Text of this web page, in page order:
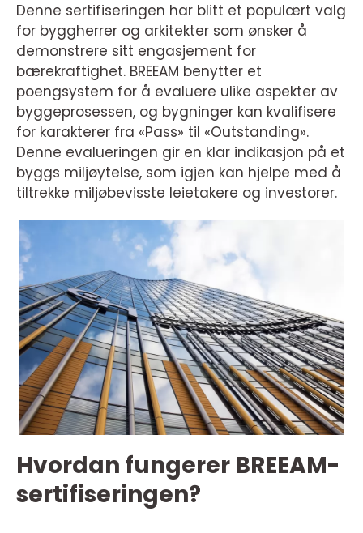
Denne sertifiseringen har blitt et populært valg
for byggherrer og arkitekter som ønsker å
demonstrere sitt engasjement for
bærekraftighet. BREEAM benytter et
poengsystem for å evaluere ulike aspekter av
byggeprosessen, og bygninger kan kvalifisere
for karakterer fra «Pass» til «Outstanding».
Denne evalueringen gir en klar indikasjon på et
byggs miljøytelse, som igjen kan hjelpe med å
tiltrekke miljøbevisste leietakere og investorer.
Hvordan fungerer BREEAM-
sertifiseringen?